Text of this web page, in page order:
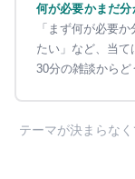
何が必要かまだ
「まず何が必要
たい」など、当
30分の雑談からど
テーマが決まらな